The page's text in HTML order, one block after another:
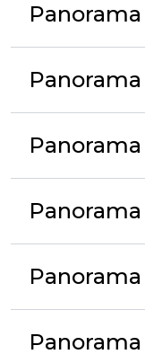
Panorama